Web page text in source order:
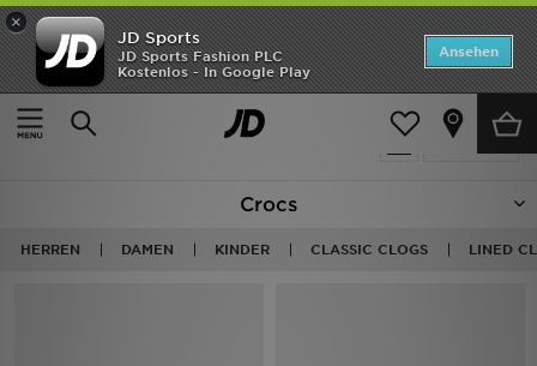
×
JD Sports
JD Sports Fashion PLC
Kostenlos - In Google Play
Ansehen
Home
Crocs
Verfeinern
79 Produkte
Crocs
HERREN DAMEN KINDER CLASSIC CLOGS LINED
ANGEBOTE
Neuheiten
Kinder